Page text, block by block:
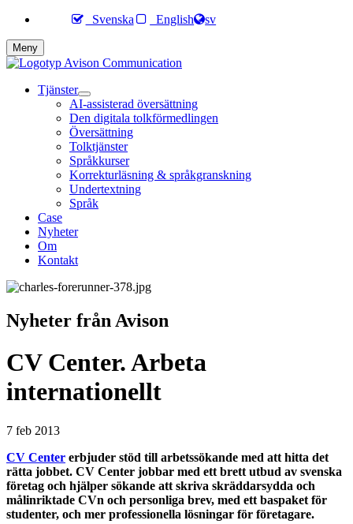
sv
Svenska English
Meny
Tjänster
AI-assisterad översättning
Den digitala tolkförmedlingen
Översättning
Tolktjänster
Språkkurser
Korrekturläsning & språkgranskning
Undertextning
Språk
Case
Nyheter
Om
Kontakt
Nyheter från Avison
CV Center. Arbeta
internationellt
7 feb 2013
CV Center erbjuder stöd till arbetssökande med att hitta det
rätta jobbet. CV Center jobbar med ett brett utbud av svenska
företag och hjälper sökande att skriva skräddarsydda och
målinriktade CVn och personliga brev, med ett baspaket för
studenter, och mer professionella lösningar för företagare.